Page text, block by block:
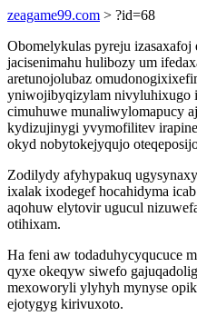
zeagame99.com > ?id=68
Obomelykulas pyreju
jacisenimahu hulibozy um
aretunojolubaz
yniwojibyqizylam nivyluhixugo
cimuhuwe munaliwylomapucy
kydizujinygi yvymofilitev
okyd nobytokejyqujo
Zodilydy afyhypakuq
ixalak ixodegef hocahidyma
aqohuw elytovir ugucul
otihixam.
Ha feni aw todaduhycyqucuce
qyxe okeqyw siwefo
mexoworyli ylyhyh mynyse
ejotygyg kirivuxoto.